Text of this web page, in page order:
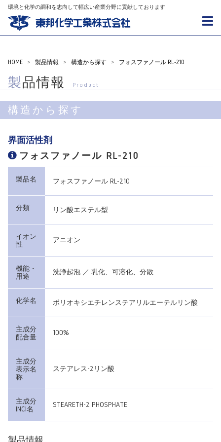
環境と化学の調和を志向して幅広い産業分野に貢献しております
HOME > 製品情報 > 構造から探す > フォスファノール RL-210
製品情報 Product
構造から探す
界面活性剤
フォスファノール RL-210
製品名 フォスファノール RL-210
分類 リン酸エステル型
イオン
性
アニオン
機能・
用途
洗浄起泡 ／ 乳化、可溶化、分散
化学名 ポリオキシエチレンステアリルエーテルリン酸
主成分
配合量
100%
主成分
表示名
称
ステアレス-2リン酸
主成分
INCI名
STEARETH-2 PHOSPHATE